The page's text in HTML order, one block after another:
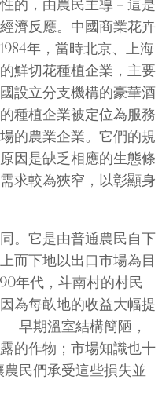
的，由農民主導－這是
濟反應。中國商業花卉
年，當時北京、上海
鮮切花種植企業，主要
設立分支機構的豪華酒
種植企業被定位為服務
的農業企業。它們的規
因是缺乏相應的生態條
求較為狹窄，以彰顯身
。它是由普通農民自下
而下地以出口市場為目
年代，斗南村的村民
為每畝地的收益大幅提
早期溫室結構簡陋，
的作物；市場知識也十
民們承受這些損失並